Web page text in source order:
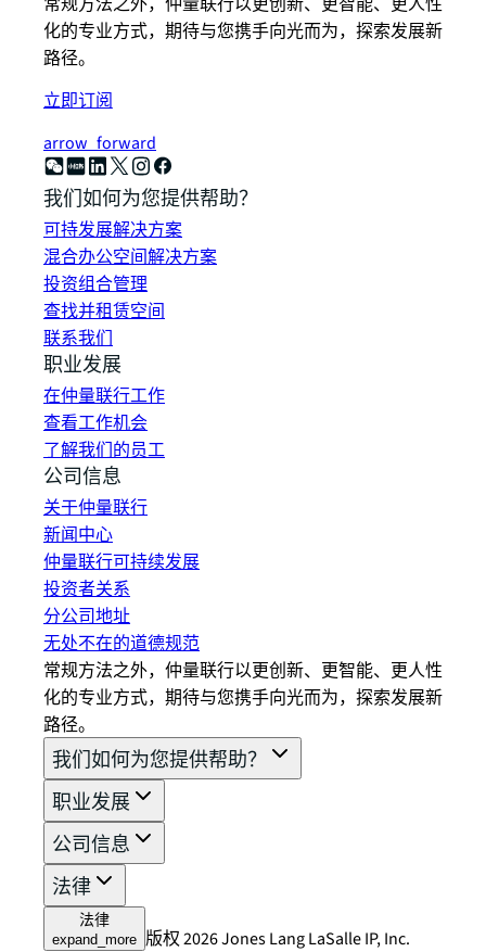
化的专业方式，期待与您携手向光而为，探索发展新
路径。
立即订阅
arrow_forward
我们如何为您提供帮助？
可持发展解决方案
混合办公空间解决方案
投资组合管理
查找并租赁空间
联系我们
职业发展
在仲量联行工作
查看工作机会
了解我们的员工
公司信息
关于仲量联行
新闻中心
仲量联行可持续发展
投资者关系
分公司地址
无处不在的道德规范
常规方法之外，仲量联行以更创新、更智能、更人性
化的专业方式，期待与您携手向光而为，探索发展新
路径。
我们如何为您提供帮助？
职业发展
公司信息
法律
法律
expand_more 版权 2026 Jones Lang LaSalle IP, Inc.